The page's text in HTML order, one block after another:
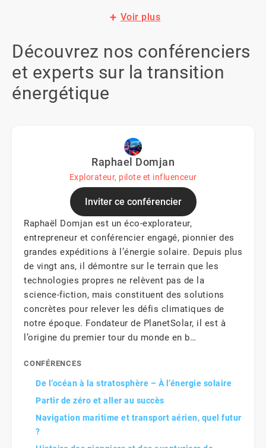
Voir plus
Découvrez nos conférenciers
et experts sur la transition
énergétique
Raphael Domjan
Explorateur, pilote et influenceur
Inviter ce conférencier
Raphaël Domjan est un éco-explorateur,
entrepreneur et conférencier engagé, pionnier des
grandes expéditions à l’énergie solaire. Depuis plus
de vingt ans, il démontre sur le terrain que les
technologies propres ne relèvent pas de la
science-fiction, mais constituent des solutions
concrètes pour relever les défis climatiques de
notre époque. Fondateur de PlanetSolar, il est à
l’origine du premier tour du monde en b…
CONFÉRENCES
De l’océan à la stratosphère – À l’énergie solaire
Partir de zéro et aller au succès
Navigation maritime et transport aérien, quel futur
?